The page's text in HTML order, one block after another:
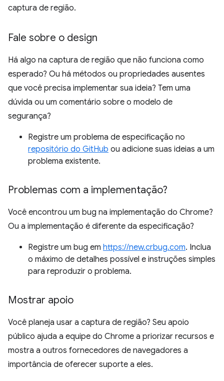
captura de região.
Fale sobre o design
Há algo na captura de região que não funciona como
esperado? Ou há métodos ou propriedades ausentes
que você precisa implementar sua ideia? Tem uma
dúvida ou um comentário sobre o modelo de
segurança?
Registre um problema de especificação no
repositório do GitHub ou adicione suas ideias a um
problema existente.
Problemas com a implementação?
Você encontrou um bug na implementação do Chrome?
Ou a implementação é diferente da especificação?
Registre um bug em https://new.crbug.com. Inclua
o máximo de detalhes possível e instruções simples
para reproduzir o problema.
Mostrar apoio
Você planeja usar a captura de região? Seu apoio
público ajuda a equipe do Chrome a priorizar recursos e
mostra a outros fornecedores de navegadores a
importância de oferecer suporte a eles.